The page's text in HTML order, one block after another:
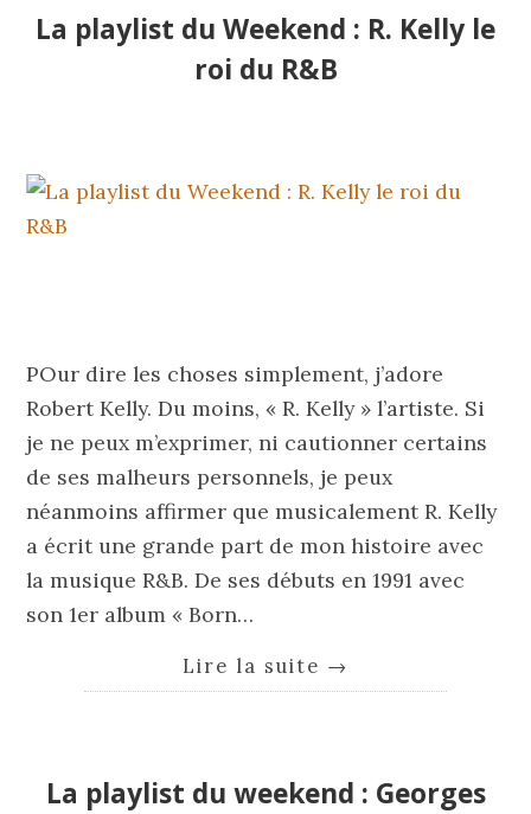
La playlist du Weekend : R. Kelly le
roi du R&B
POur dire les choses simplement, j’adore
Robert Kelly. Du moins, « R. Kelly » l’artiste. Si
je ne peux m’exprimer, ni cautionner certains
de ses malheurs personnels, je peux
néanmoins affirmer que musicalement R. Kelly
a écrit une grande part de mon histoire avec
la musique R&B. De ses débuts en 1991 avec
son 1er album « Born…
Lire la suite →
La playlist du weekend : Georges